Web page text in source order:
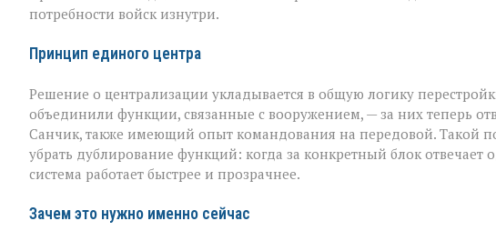
потребности войск изнутри.
Принцип единого центра
Решение о централизации укладывается в общую логику
объединили функции, связанные с вооружением, — за них теперь
Санчик, также имеющий опыт командования на передовой. Такой
убрать дублирование функций: когда за конкретный блок отвечает
система работает быстрее и прозрачнее.
Зачем это нужно именно сейчас